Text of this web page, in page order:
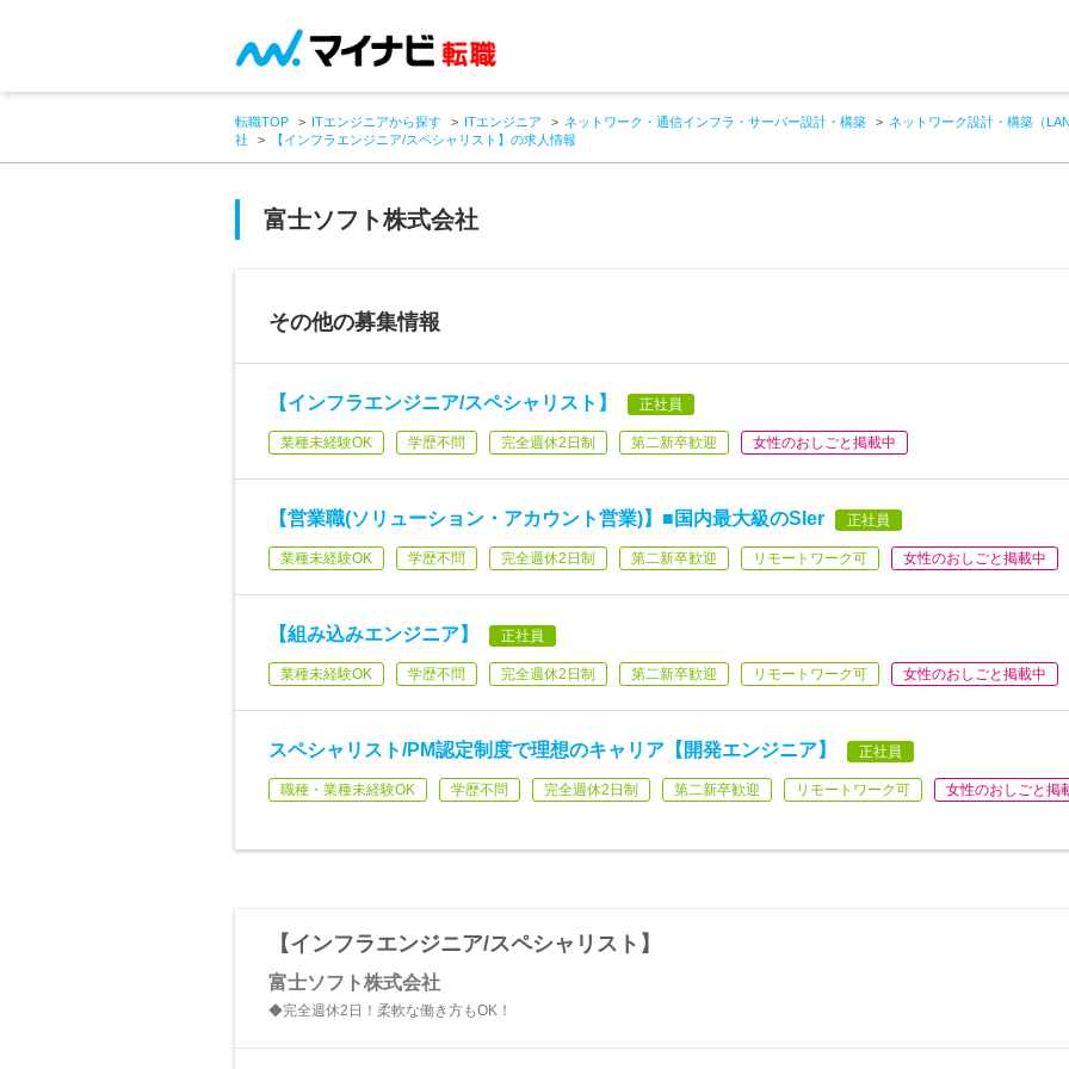
転職TOP ITエンジニアから探す ITエンジニア ネットワーク・通信インフラ・サーバー設計・構築
ネットワーク設計・構築（
社
【インフラエンジニア/スペシャリスト】の求人情報
富士ソフト株式会社
その他の募集情報
【インフラエンジニア/スペシャリスト】 正社員
業種未経験OK 学歴不問 完全週休2日制 第二新卒歓迎 女性のおしごと掲載中
【営業職(ソリューション・アカウント営業)】■国内最大級のSIer 正社員
業種未経験OK 学歴不問 完全週休2日制 第二新卒歓迎 リモートワーク可 女性のおしごと掲載中
【組み込みエンジニア】 正社員
業種未経験OK 学歴不問 完全週休2日制 第二新卒歓迎 リモートワーク可 女性のおしごと掲載中
スペシャリスト/PM認定制度で理想のキャリア【開発エンジニア】 正社員
職種・業種未経験OK 学歴不問 完全週休2日制 第二新卒歓迎 リモートワーク可 女性のおしごと掲
【インフラエンジニア/スペシャリスト】
富士ソフト株式会社
◆完全週休2日！柔軟な働き方もOK！